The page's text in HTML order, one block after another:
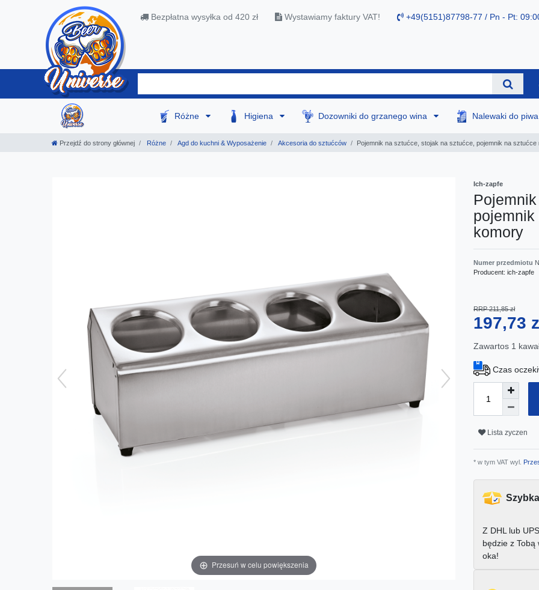
Bezpłatna wysyłka od 420 zł Wystawiamy faktury VAT! +49(5151)87798-77 / Pn - Pt:
Różne Higiena Dozowniki do grzanego wina Nalewaki do piwa
Przejdź do strony głównej Różne Agd do kuchni & Wyposażenie Akcesoria do sztućców Pojemnik na sztućce, stojak na sztućce, pojemnik na sztućce
Przesuń w celu powiększenia
Ich-zapfe
pojemnik
komory
Numer przedmiotu
Producent: ich-zapfe
RRP 211,85 zł
197,73
Zawartos 1
Czas
Lista zyczen
* w tym VAT wyl.
Z DHL lub
będzie z Tobą
oka!